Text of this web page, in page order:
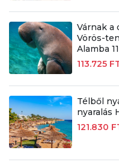
Várnak a
Vörös-
Alamba
113.725
Télből
nyaralás
121.830